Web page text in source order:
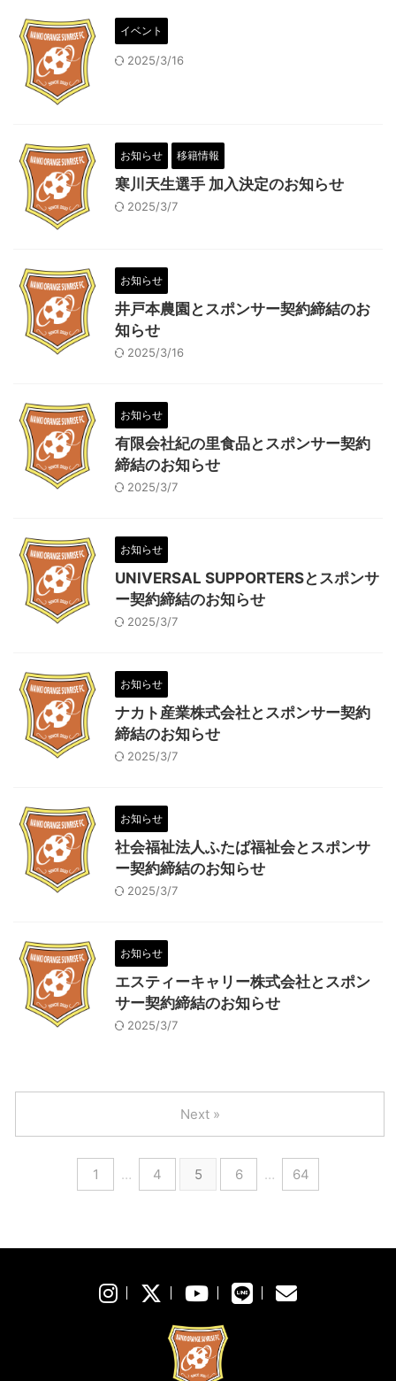
イベント
2025/3/16
お知らせ 移籍情報
寒川天生選手 加入決定のお知らせ
2025/3/7
お知らせ
井戸本農園とスポンサー契約締結のお
知らせ
2025/3/16
お知らせ
有限会社紀の里食品とスポンサー契約
締結のお知らせ
2025/3/7
お知らせ
UNIVERSAL SUPPORTERSとスポンサ
ー契約締結のお知らせ
2025/3/7
お知らせ
ナカト産業株式会社とスポンサー契約
締結のお知らせ
2025/3/7
お知らせ
社会福祉法人ふたば福祉会とスポンサ
ー契約締結のお知らせ
2025/3/7
お知らせ
エスティーキャリー株式会社とスポン
サー契約締結のお知らせ
2025/3/7
1 … 4 5 6 … 64
Next »